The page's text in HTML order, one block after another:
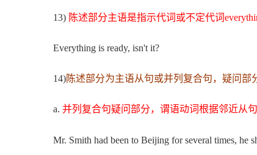
13) 陈述部分主语是指示代词或不定代词
Everything is ready, isn't it?
14)陈述部分为主语从句或并列复合句，疑问部
a. 并列复合句疑问部分，谓语动词根据邻近从句
Mr. Smith had been to Beijing for several times, he